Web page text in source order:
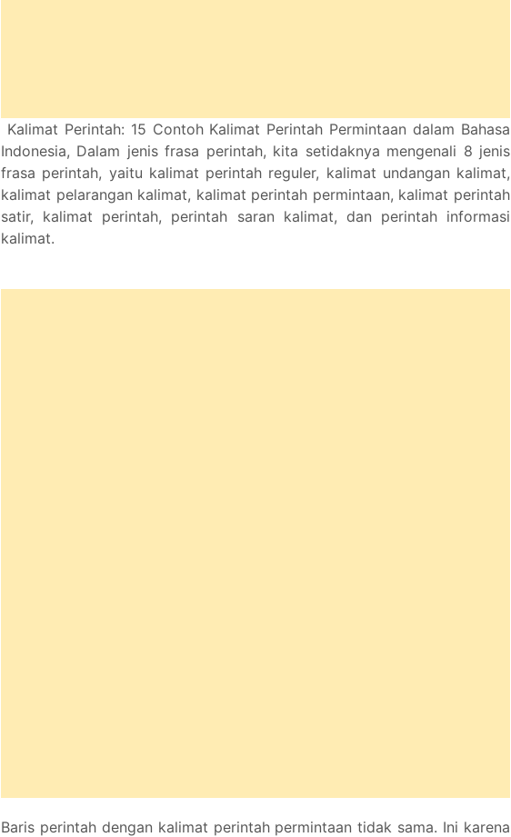
Kalimat Perintah: 15 Contoh Kalimat Perintah Permintaan dalam Bahasa
Indonesia, Dalam jenis frasa perintah, kita setidaknya mengenali 8 jenis
frasa perintah, yaitu kalimat perintah reguler, kalimat undangan kalimat,
kalimat pelarangan kalimat, kalimat perintah permintaan, kalimat perintah
satir, kalimat perintah, perintah saran kalimat, dan perintah informasi
kalimat.
Baris perintah dengan kalimat perintah permintaan tidak sama. Ini karena